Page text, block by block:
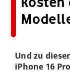
Und zu
iPhone 16